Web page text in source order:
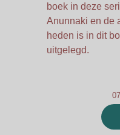
boek in deze
Anunnaki en de
heden is in dit
uitgelegd.